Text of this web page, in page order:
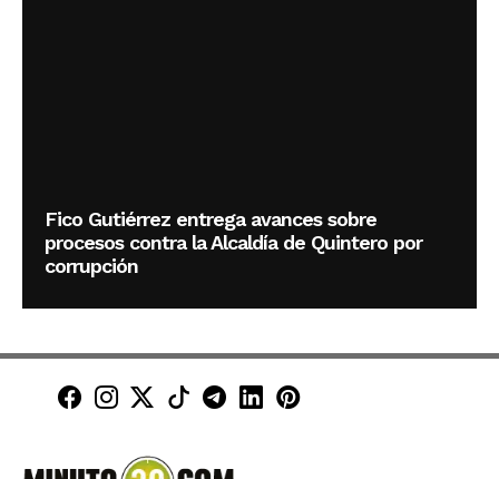
Fico Gutiérrez entrega avances sobre
procesos contra la Alcaldía de Quintero por
corrupción
Minuto30 en Facebook
Minuto30 en Instagram
Minuto30 en X (Twitter)
Minuto30 en TikTok
Canal de Minuto30 en
Minuto30 en LinkedIn
Minuto30 en